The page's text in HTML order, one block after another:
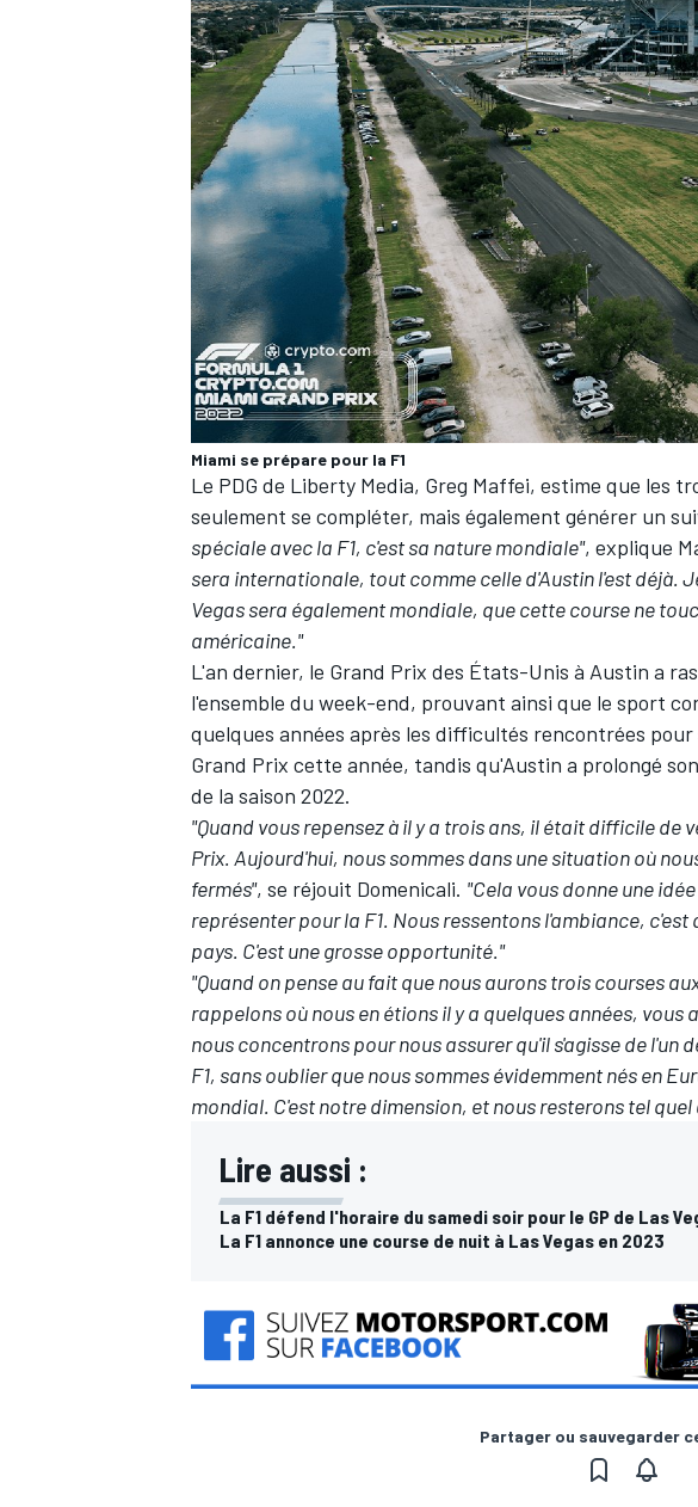
AUTRES CHAMPIONNATS
Miami se prépare pour la F1
Le PDG de Liberty Media, Greg Maffei, estime que les
seulement se compléter, mais également générer un
spéciale avec la F1, c'est sa nature mondiale", explique
sera internationale, tout comme celle d'Austin l'est déjà.
Vegas sera également mondiale, que cette course ne
américaine."
L'an dernier, le Grand Prix des États-Unis à Austin a
l'ensemble du week-end, prouvant ainsi que le sport
quelques années après les difficultés rencontrées
Grand Prix cette année, tandis qu'Austin a prolongé
de la saison 2022.
"Quand vous repensez à il y a trois ans, il était difficile de
Prix. Aujourd'hui, nous sommes dans une situation où
fermés", se réjouit Domenicali. "Cela vous donne une
représenter pour la F1. Nous ressentons l'ambiance,
pays. C'est une grosse opportunité."
"Quand on pense au fait que nous aurons trois courses
rappelons où nous en étions il y a quelques années, vous
nous concentrons pour nous assurer qu'il s'agisse de l'un
F1, sans oublier que nous sommes évidemment nés en
mondial. C'est notre dimension, et nous resterons tel quel
Lire aussi :
La F1 défend l'horaire du samedi soir pour le GP de Las
La F1 annonce une course de nuit à Las Vegas en 2023
Partager ou sauvegarder